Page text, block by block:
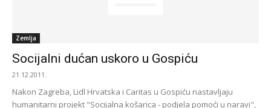
Zemlja
Socijalni dućan uskoro u Gospiću
21.12.2011.
Nakon Zagreba, Lidl Hrvatska i Caritas u Gospiću nastavljaju
humanitarni projekt "Socijalna košarica - podjela pomoći u naravi",